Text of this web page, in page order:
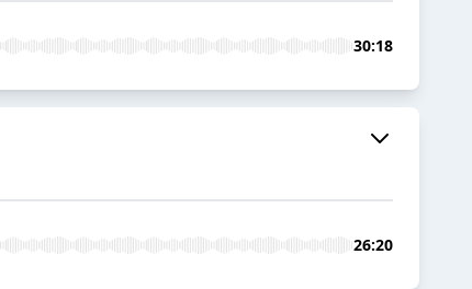
30:18
26:20